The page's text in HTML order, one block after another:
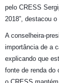
pelo CRESS
2018”, destacou o
A conselheira-
importância de a
explicando que
fonte de renda do